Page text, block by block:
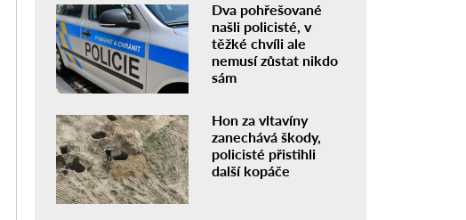
Dva pohřešované
našli policisté, v
těžké chvíli ale
nemusí zůstat nikdo
sám
Hon za vltavíny
zanechává škody,
policisté přistihli
další kopáče